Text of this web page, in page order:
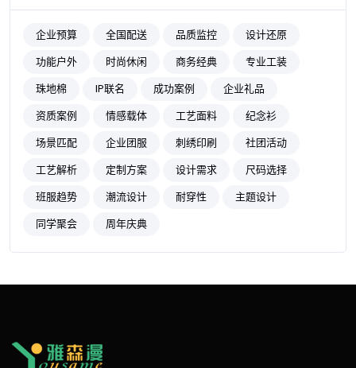
企业预算 全国配送 品质监控
设计还原
功能户外
时尚休闲 商务经典
专业工装
珠地棉
IP联名 成功案例
企业礼品
资质案例
情感载体 工艺面料
纪念衫
场景匹配
企业团服 刺绣印刷
社团活动
工艺解析
定制方案 设计需求
尺码选择
班服趋势
潮流设计 耐穿性
主题设计
同学聚会
周年庆典